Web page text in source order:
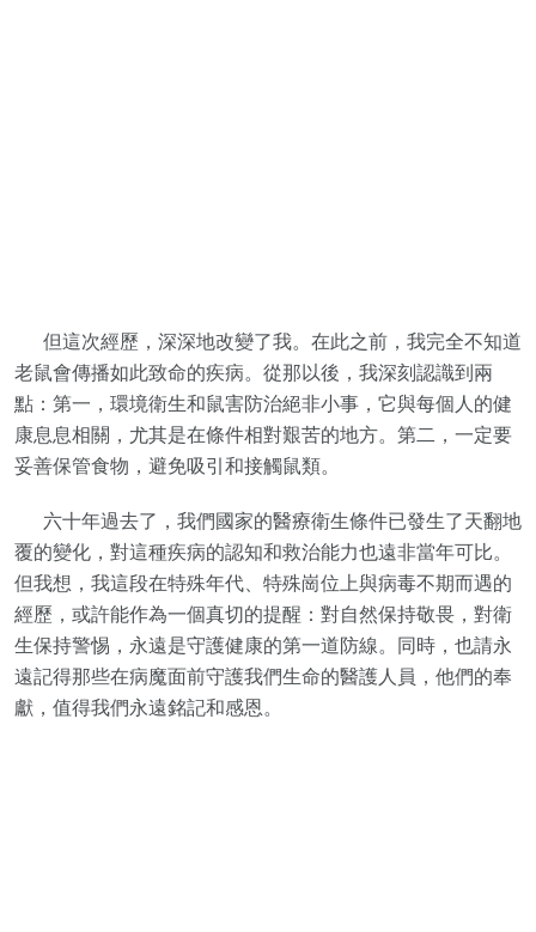
但這次經歷，深深地改變了我。在此之前，我完全不知道
老鼠會傳播如此致命的疾病。從那以後，我深刻認識到兩
點：第一，環境衛生和鼠害防治絕非小事，它與每個人的健
康息息相關，尤其是在條件相對艱苦的地方。第二，一定要
妥善保管食物，避免吸引和接觸鼠類。
六十年過去了，我們國家的醫療衛生條件已發生了天翻地
覆的變化，對這種疾病的認知和救治能力也遠非當年可比。
但我想，我這段在特殊年代、特殊崗位上與病毒不期而遇的
經歷，或許能作為一個真切的提醒：對自然保持敬畏，對衛
生保持警惕，永遠是守護健康的第一道防線。同時，也請永
遠記得那些在病魔面前守護我們生命的醫護人員，他們的奉
獻，值得我們永遠銘記和感恩。